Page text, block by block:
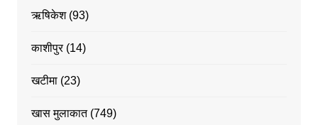
ऋषिकेश(93)
काशीपुर(14)
खटीमा(23)
खास मुलाकात(749)